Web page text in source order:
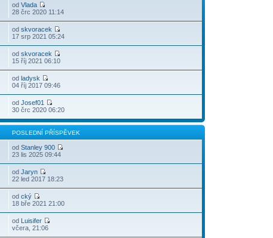
od Vlada
28 črc 2020 11:14
od skvoracek
17 srp 2021 05:24
od skvoracek
15 říj 2021 06:10
od ladysk
04 říj 2017 09:46
od Josef01
30 črc 2020 06:20
POSLEDNÍ PŘÍSPĚVEK
od Stanley 900
23 lis 2025 09:44
od Jaryn
22 led 2017 18:23
od cký
18 bře 2021 21:00
od Luisifer
včera, 21:06